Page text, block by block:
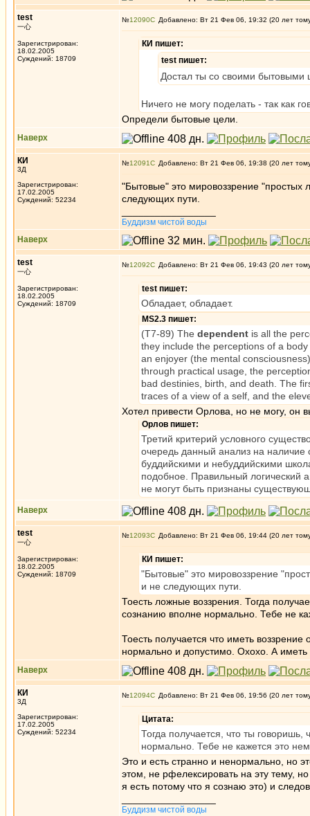
test
一心
Зарегистрирован:
18.02.2005
Суждений: 18709
№12090 Добавлено: Вт 21 Фев 06, 19:32 (20 лет
КИ пишет:
test пишет:
Достал ты со своими
Ничего не могу поделать - так как
Определи бытовые цели.
Наверх
КИ
3Д
Зарегистрирован:
17.02.2005
Суждений: 52234
№12091 Добавлено: Вт 21 Фев 06, 19:38 (20 лет
"Бытовые" это мировоззрение
следующих пути.
Буддизм чистой воды
Наверх
test
一心
Зарегистрирован:
18.02.2005
Суждений: 18709
№12092 Добавлено: Вт 21 Фев 06, 19:43 (20 лет
test пишет:
Обладает, обладает.
MS2.3 пишет:
(T7-89) The dependent is all the
they include the perceptions of a
an enjoyer (the mental
through practical usage, the
bad destinies, birth, and death. The
traces of a view of a self, and the
Хотел привести Орлова, но не могу, он
Орлов пишет:
Третий критерий условного
очередь данный анализ на наличие
буддийскими и небуддийскими
подобное. Правильный логический
не могут быть признаны
Наверх
test
一心
Зарегистрирован:
18.02.2005
Суждений: 18709
№12093 Добавлено: Вт 21 Фев 06, 19:44 (20 лет
КИ пишет:
"Бытовые" это мировоззрение
и не следующих пути.
Тоесть ложные воззрения. Тогда
сознанию вполне нормально. Тебе не
Тоесть получается что иметь
нормально и допустимо. Охохо. А
Наверх
КИ
3Д
Зарегистрирован:
17.02.2005
Суждений: 52234
№12094 Добавлено: Вт 21 Фев 06, 19:56 (20 лет
Цитата:
Тогда получается, что ты
нормально. Тебе не кажется это
Это и есть странно и ненормально, но
этом, не рфелексировать на эту тему,
я есть потому что я сознаю это) и
Буддизм чистой воды